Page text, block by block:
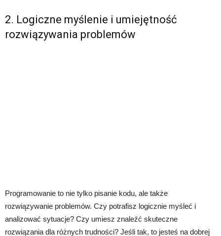
2. Logiczne myślenie i umiejętność
rozwiązywania problemów
Programowanie to nie tylko pisanie kodu, ale także
rozwiązywanie problemów. Czy potrafisz logicznie myśleć i
analizować sytuacje? Czy umiesz znaleźć skuteczne
rozwiązania dla różnych trudności? Jeśli tak, to jesteś na dobrej